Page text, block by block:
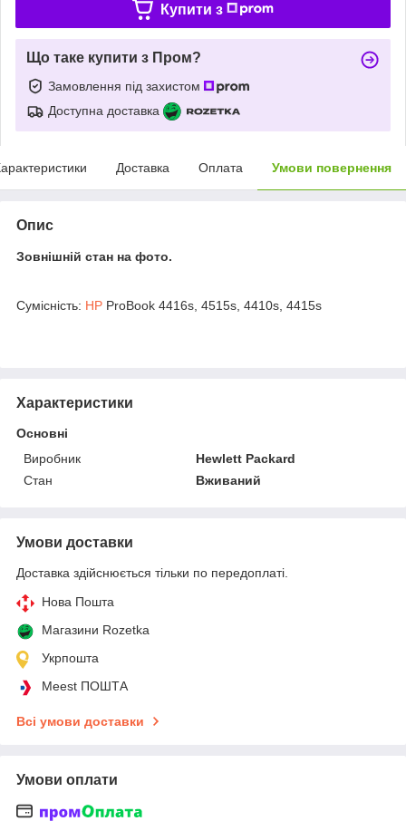
Купити з
Що таке купити з Пром?
Замовлення під захистом
Доступна доставка
Доставка Оплата Умови повернення
Опис
Зовнішній стан на фото.
Сумісність: HP ProBook 4416s, 4515s, 4410s, 4415s
Характеристики
Основні
Виробник
Hewlett Packard
Стан
Вживаний
Умови доставки
Доставка здійснюється тільки по передоплаті.
Нова Пошта
Магазини Rozetka
Укрпошта
Meest ПОШТА
Всі умови доставки
Умови оплати